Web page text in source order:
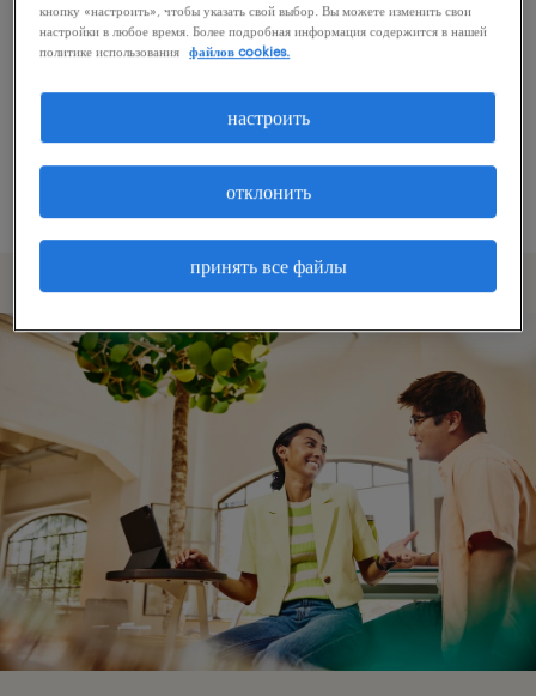
Учтите возможность расширения диапазона
вокруг местонахождения.
Измените название должности или ключевые
слова и проверьте, правильно ли они
написаны.
кнопку «настроить», чтобы указать свой выбор. Вы можете изменить свои
настройки в любое время. Более подробная информация содержится в нашей
политике использования
файлов cookies.
принять все файлы
отклонить
настроить